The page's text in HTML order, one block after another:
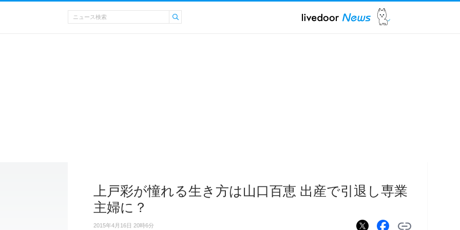
上戸彩が憧れる生き方は山口百恵 出産で引退し専業
主婦に？
2015年4月16日 20時6分